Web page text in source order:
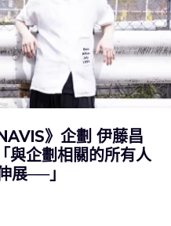
》企劃 伊藤昌
與企劃相關的所有人
展──」